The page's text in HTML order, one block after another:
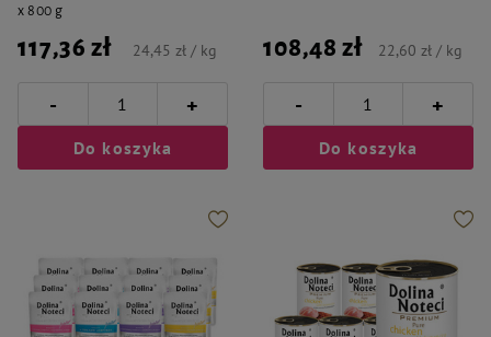
x 800 g
117,36 zł 24,45 zł / kg
- +
Do koszyka
108,48 zł 22,60 zł / kg
- +
Do koszyka